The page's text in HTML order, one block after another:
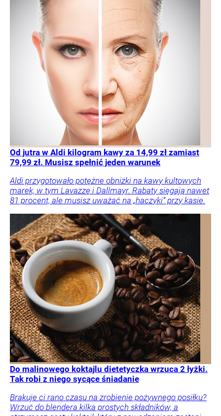
Od jutra w Aldi kilogram kawy za 14,99 zł zamiast
79,99 zł. Musisz spełnić jeden warunek
Aldi przygotowało potężne obniżki na kawy kultowych
marek, w tym Lavazzę i Dallmayr. Rabaty sięgają nawet
81 procent, ale musisz uważać na „haczyki” przy kasie.
Do malinowego koktajlu dietetyczka wrzuca 2 łyżki.
Tak robi z niego sycące śniadanie
Brakuje ci rano czasu na zrobienie pożywnego posiłku?
Wrzuć do blendera kilka prostych składników, a